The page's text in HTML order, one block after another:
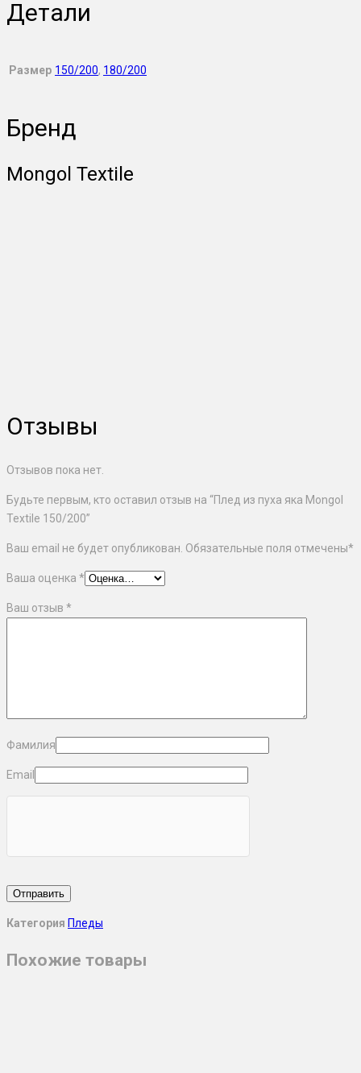
Детали
Размер 150/200, 180/200
Бренд
Mongol Textile
Отзывы
Отзывов пока нет.
Будьте первым, кто оставил отзыв на “Плед из пуха яка Mongol
Textile 150/200”
Ваш email не будет опубликован. Обязательные поля отмечены*
Ваша оценка *
Ваш отзыв *
Фамилия
Email
Категория Пледы
Похожие товары